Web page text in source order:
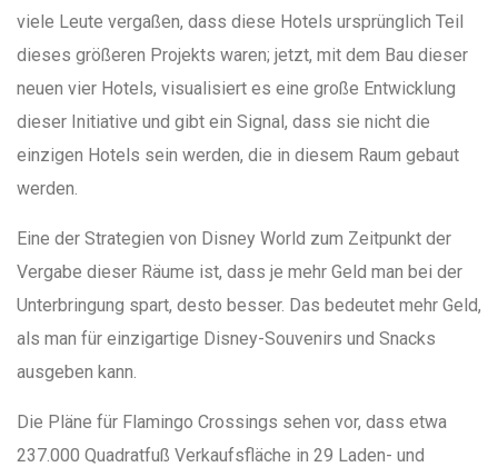
viele Leute vergaßen, dass diese Hotels ursprünglich Teil
dieses größeren Projekts waren; jetzt, mit dem Bau dieser
neuen vier Hotels, visualisiert es eine große Entwicklung
dieser Initiative und gibt ein Signal, dass sie nicht die
einzigen Hotels sein werden, die in diesem Raum gebaut
werden.
Eine der Strategien von Disney World zum Zeitpunkt der
Vergabe dieser Räume ist, dass je mehr Geld man bei der
Unterbringung spart, desto besser. Das bedeutet mehr Geld,
als man für einzigartige Disney-Souvenirs und Snacks
ausgeben kann.
Die Pläne für Flamingo Crossings sehen vor, dass etwa
237.000 Quadratfuß Verkaufsfläche in 29 Laden- und